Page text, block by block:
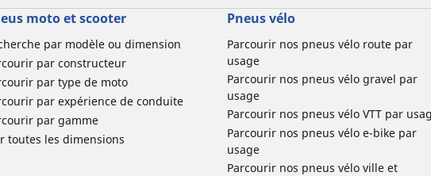
moto et scooter
par modèle ou dimension
par constructeur
par type de moto
par expérience de conduite
par gamme
toutes les dimensions
Pneus vélo
Parcourir nos pneus vélo route par
usage
Parcourir nos pneus vélo gravel par
usage
Parcourir nos pneus vélo VTT par
Parcourir nos pneus vélo e-bike par
usage
Parcourir nos pneus vélo ville et